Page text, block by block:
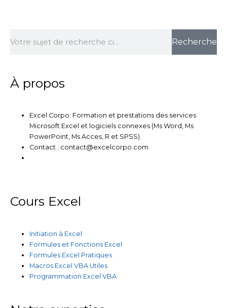
d
e
o
b
Recherche
À propos
Excel Corpo: Formation et prestations des services
Microsoft Excel et logiciels connexes (Ms Word, Ms
PowerPoint, Ms Acces, R et SPSS)
Contact : contact@excelcorpo.com
Cours Excel
Initiation à Excel
Formules et Fonctions Excel
Formules Excel Pratiques
Macros Excel VBA Utiles
Programmation Excel VBA